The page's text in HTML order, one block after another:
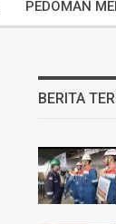
PEDOMAN
BERITA